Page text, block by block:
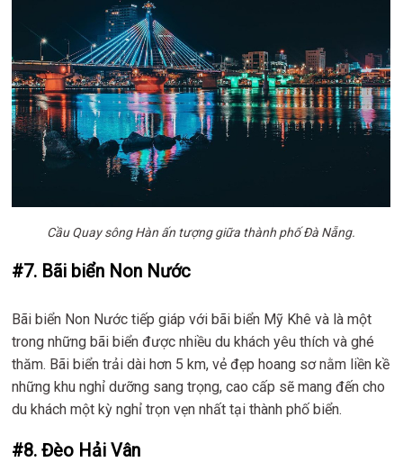
Cầu Quay sông Hàn ấn tượng giữa thành phố Đà Nẵng.
#7. Bãi biển Non Nước
Bãi biển Non Nước tiếp giáp với bãi biển Mỹ Khê và là một
trong những bãi biển được nhiều du khách yêu thích và ghé
thăm. Bãi biển trải dài hơn 5 km, vẻ đẹp hoang sơ nằm liền kề
những khu nghỉ dưỡng sang trọng, cao cấp sẽ mang đến cho
du khách một kỳ nghỉ trọn vẹn nhất tại thành phố biển.
#8. Đèo Hải Vân